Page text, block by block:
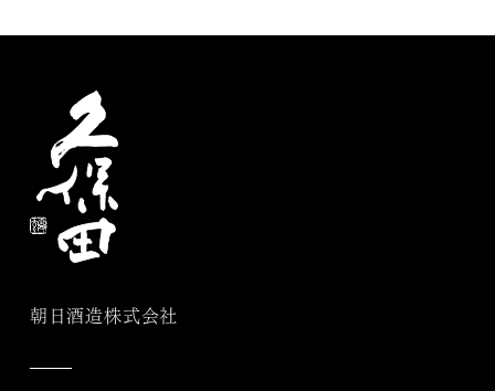
朝日酒造株式会社